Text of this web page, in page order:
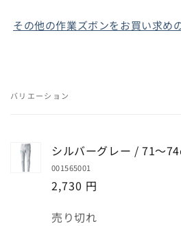
その他の作業ズボンをお買い求め
あ
バリエーション
シルバーグレー / 71～
001565001
2,730 円
数
売り切れ